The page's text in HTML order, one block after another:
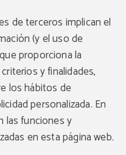
de terceros implican el
(y el uso de
proporciona la
y finalidades,
los hábitos de
personalizada. En
las funciones y
en esta página web.